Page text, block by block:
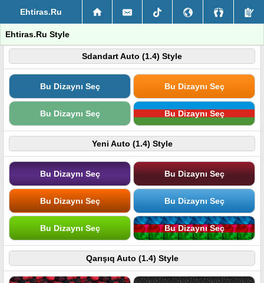
Ehtiras.Ru
Ehtiras.Ru Style
Sdandart Auto (1.4) Style
Bu Dizaynı Seç Bu Dizaynı Seç
Bu Dizaynı Seç Bu Dizaynı Seç
Yeni Auto (1.4) Style
Bu Dizaynı Seç Bu Dizaynı Seç
Bu Dizaynı Seç Bu Dizaynı Seç
Bu Dizaynı Seç Bu Dizaynı Seç
Qarışıq Auto (1.4) Style